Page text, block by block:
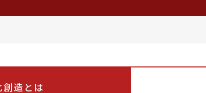
創造とは